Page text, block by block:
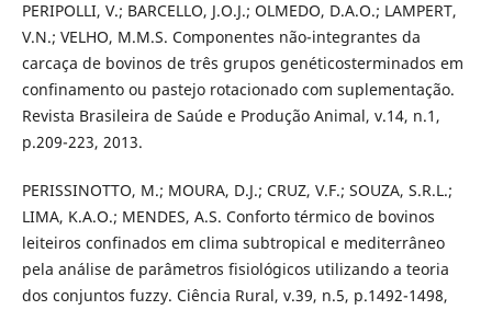
PERIPOLLI, V.; BARCELLO, J.O.J.; OLMEDO, D.A.O.; LAMPERT,
V.N.; VELHO, M.M.S. Componentes não-integrantes da
carcaça de bovinos de três grupos genéticosterminados em
confinamento ou pastejo rotacionado com suplementação.
Revista Brasileira de Saúde e Produção Animal, v.14, n.1,
p.209-223, 2013.
PERISSINOTTO, M.; MOURA, D.J.; CRUZ, V.F.; SOUZA, S.R.L.;
LIMA, K.A.O.; MENDES, A.S. Conforto térmico de bovinos
leiteiros confinados em clima subtropical e mediterrâneo
pela análise de parâmetros fisiológicos utilizando a teoria
dos conjuntos fuzzy. Ciência Rural, v.39, n.5, p.1492-1498,